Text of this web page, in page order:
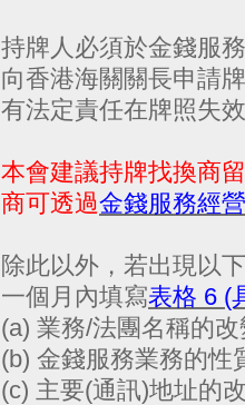
持牌人必須於金錢服
向香港海關關長申請
有法定責任在牌照失
本會建議持牌找換商
商可透過金錢服務經
除此以外，若出現以
一個月內填寫表格 6 (
(a) 業務/法團名稱的改
(b) 金錢服務業務的性
(c) 主要(通訊)地址的